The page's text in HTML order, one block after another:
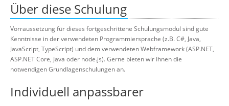
Über diese Schulung
Vorraussetzung für dieses fortgeschrittene Schulungsmodul sind gute
Kenntnisse in der verwendeten Programmiersprache (z.B. C#, Java,
JavaScript, TypeScript) und dem verwendeten Webframework (ASP.NET,
ASP.NET Core, Java oder node.js). Gerne bieten wir Ihnen die
notwendigen Grundlagenschulungen an.
Individuell anpassbarer